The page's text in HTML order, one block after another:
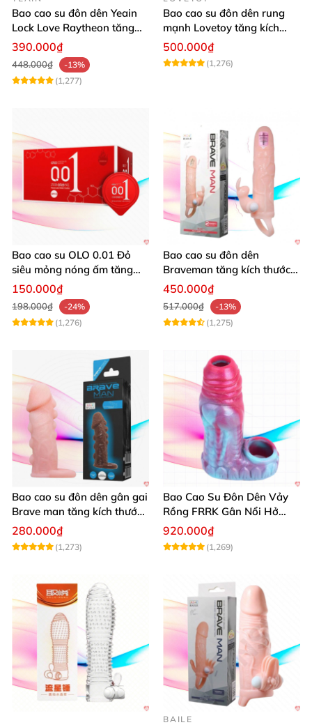
Bao cao su đôn dên Yeain
Lock Love Raytheon tăng
kích thước mạnh mẽ
390.000₫
448.000₫
-13%
(1,277)
Bao cao su đôn dên rung
mạnh Lovetoy tăng kích
thước cực đã
500.000₫
(1,276)
Bao cao su OLO 0.01 Đỏ
siêu mỏng nóng ấm tăng
khoái cảm hộp 10
150.000₫
198.000₫
-24%
(1,276)
Bao cao su đôn dên
Braveman tăng kích thước
rung mạnh đeo quai
450.000₫
517.000₫
-13%
(1,275)
Bao cao su đôn dên gân gai
Brave man tăng kích thước
khủng
280.000₫
(1,273)
Bao Cao Su Đôn Dên Vảy
Rồng FRRK Gân Nổi Hở
Đầu 6 Màu
920.000₫
(1,269)
BAILE